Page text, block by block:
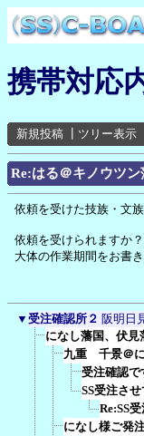
携帯対応
新規投稿 ツリー表示
Re:はる＠キノウツ
依頼を受けた技族・文
依頼を受けられ
大体の作業期間をお書
▼ 受注確認所２ 阪明日
になし藩国、伏
九重 千景＠
受注確認で
SS受注さ
Re:SS
になし様ご発